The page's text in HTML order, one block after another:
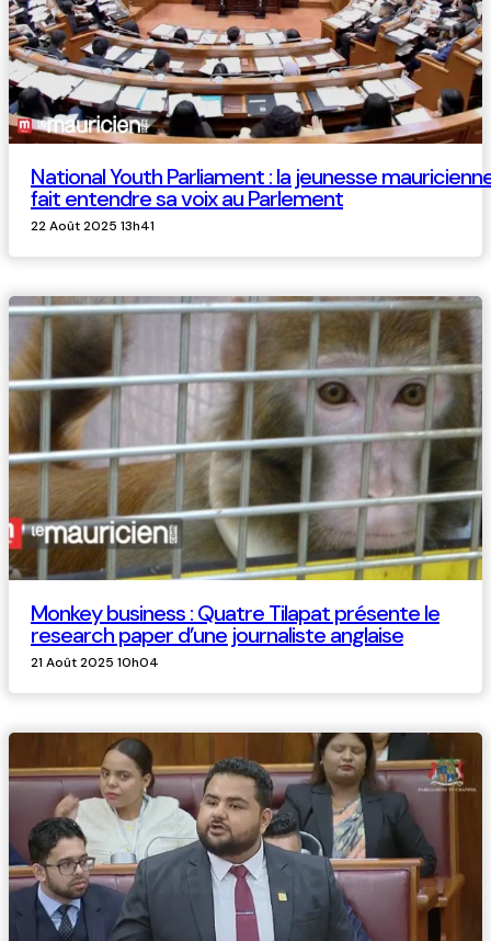
National Youth Parliament : la jeunesse
fait entendre sa voix au Parlement
22 Août 2025 13h41
Monkey business : Quatre Tilapat présente le
research paper d’une journaliste anglaise
21 Août 2025 10h04